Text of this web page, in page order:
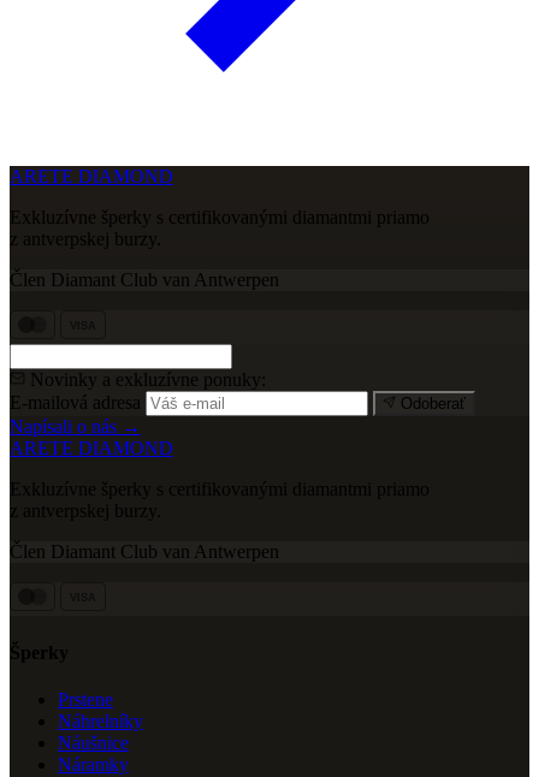
ARETE DIAMOND
Exkluzívne šperky s certifikovanými diamantmi priamo
z antverpskej burzy.
Člen Diamant Club van Antwerpen
Novinky a exkluzívne ponuky:
E-mailová adresa
Odoberať
Napísali o nás →
ARETE DIAMOND
Exkluzívne šperky s certifikovanými diamantmi priamo
z antverpskej burzy.
Člen Diamant Club van Antwerpen
Šperky
Prstene
Náhrelníky
Náušnice
Náramky